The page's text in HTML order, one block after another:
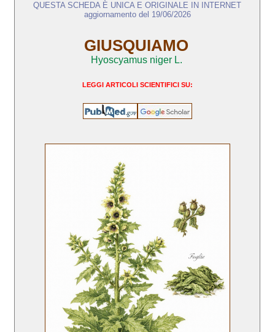
QUESTA SCHEDA È UNICA E ORIGINALE IN INTERNET
aggiornamento del 19/06/2026
GIUSQUIAMO
Hyoscyamus niger L.
LEGGI ARTICOLI SCIENTIFICI SU: